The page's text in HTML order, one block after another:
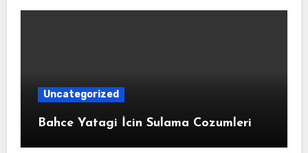
Uncategorized
Bahce Yatagi İcin Sulama Cozumleri